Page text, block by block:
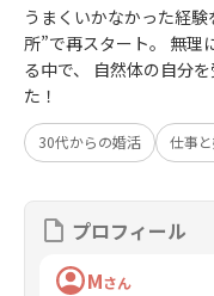
うまくいかなかった経
所”で再スタート。 無理
る中で、 自然体の自分
た！
30代からの婚活 仕事
プロフィール
Mさん